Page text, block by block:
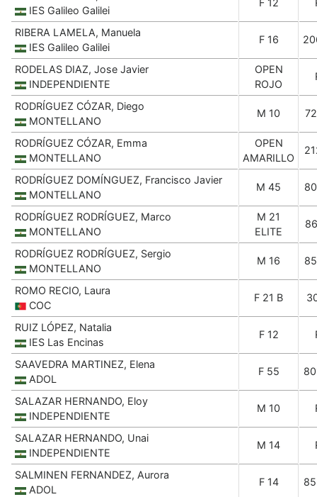
IES Galileo Galilei
F 12
RIBERA LAMELA, Manuela
IES Galileo Galilei
F 16
RODELAS DIAZ, Jose Javier
INDEPENDIENTE
OPEN
ROJO
RODRÍGUEZ CÓZAR, Diego
MONTELLANO
M 10
RODRÍGUEZ CÓZAR, Emma
MONTELLANO
OPEN
AMARILLO
RODRÍGUEZ DOMÍNGUEZ, Francisco Javier
MONTELLANO
M 45
RODRÍGUEZ RODRÍGUEZ, Marco
MONTELLANO
M 21
ELITE
RODRÍGUEZ RODRÍGUEZ, Sergio
MONTELLANO
M 16
ROMO RECIO, Laura
COC
F 21 B
RUIZ LÓPEZ, Natalia
IES Las Encinas
F 12
SAAVEDRA MARTINEZ, Elena
ADOL
F 55
SALAZAR HERNANDO, Eloy
INDEPENDIENTE
M 10
SALAZAR HERNANDO, Unai
INDEPENDIENTE
M 14
SALMINEN FERNANDEZ, Aurora
ADOL
F 14